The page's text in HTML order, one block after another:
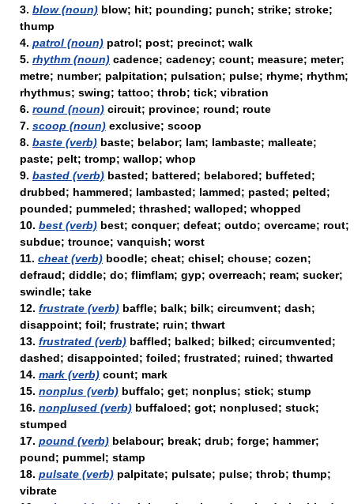
3. blow (noun) blow; hit; pounding; punch; strike; stroke;
thump
4. patrol (noun) patrol; post; precinct; walk
5. rhythm (noun) cadence; cadency; count; measure; meter;
metre; number; palpitation; pulsation; pulse; rhyme; rhythm;
rhythmus; swing; tattoo; throb; tick; vibration
6. round (noun) circuit; province; round; route
7. scoop (noun) exclusive; scoop
8. baste (verb) baste; belabor; lam; lambaste; malleate;
paste; pelt; tromp; wallop; whop
9. basted (verb) basted; battered; belabored; buffeted;
drubbed; hammered; lambasted; lammed; pasted; pelted;
pounded; pummeled; thrashed; walloped; whopped
10. best (verb) best; conquer; defeat; outdo; overcame; rout;
subdue; trounce; vanquish; worst
11. cheat (verb) boodle; cheat; chisel; chouse; cozen;
defraud; diddle; do; flimflam; gyp; overreach; ream; sucker;
swindle; take
12. frustrate (verb) baffle; balk; bilk; circumvent; dash;
disappoint; foil; frustrate; ruin; thwart
13. frustrated (verb) baffled; balked; bilked; circumvented;
dashed; disappointed; foiled; frustrated; ruined; thwarted
14. mark (verb) count; mark
15. nonplus (verb) buffalo; get; nonplus; stick; stump
16. nonplused (verb) buffaloed; got; nonplused; stuck;
stumped
17. pound (verb) belabour; break; drub; forge; hammer;
pound; pummel; stamp
18. pulsate (verb) palpitate; pulsate; pulse; throb; thump;
vibrate